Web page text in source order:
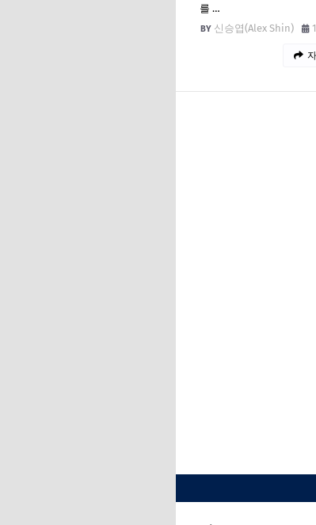
를 …
신승엽(Alex Shin)